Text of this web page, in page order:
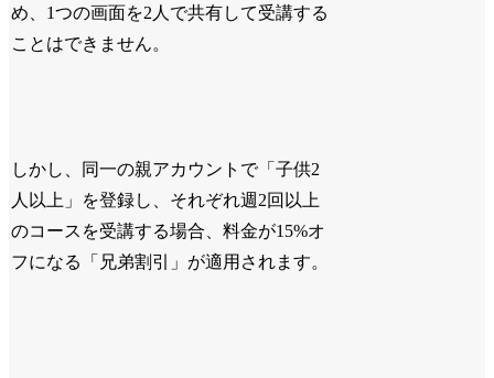
め、1つの画面を2人で共有して受講する
ことはできません。
しかし、同一の親アカウントで「子供2
人以上」を登録し、それぞれ週2回以上
のコースを受講する場合、料金が15%オ
フになる「兄弟割引」が適用されます。